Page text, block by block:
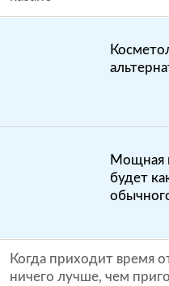
Мощная
будет
Когда приходит время
ничего лучше, чем